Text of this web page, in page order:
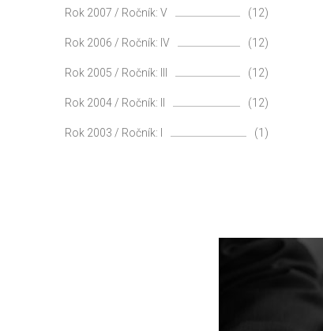
Rok 2007 / Ročník: V (12)
Rok 2006 / Ročník: IV (12)
Rok 2005 / Ročník: III (12)
Rok 2004 / Ročník: II (12)
Rok 2003 / Ročník: I (1)